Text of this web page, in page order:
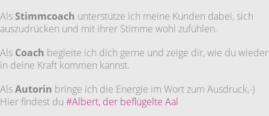
AlsStimmcoach unterstütze ich meine Kunden dabei, sich
auszudrücken und mit ihrer Stimme wohl zufühlen.
Als Coach begleite ich dich gerne und zeige dir, wie du wieder
in deine Kraft kommen kannst.
AlsAutorin bringe ich die Energie im Wort zum Ausdruck,-)
Hier findest du #Albert, der beflügelte Aal